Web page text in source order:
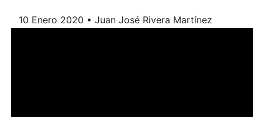
10 Enero 2020 • Juan José Rivera Martínez